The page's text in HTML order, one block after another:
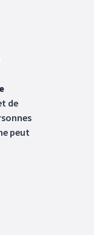
de
peut